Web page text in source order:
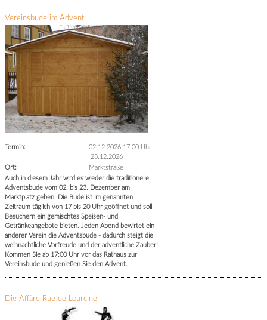
Vereinsbude im Advent
Termin: 02.12.2026 17:00 Uhr –
23.12.2026
Ort:
Marktstraße
Auch in diesem Jahr wird es wieder die traditionelle
Adventsbude vom 02. bis 23. Dezember am
Marktplatz geben. Die Bude ist im genannten
Zeitraum täglich von 17 bis 20 Uhr geöffnet und soll
Besuchern ein gemischtes Speisen- und
Getränkeangebote bieten. Jeden Abend bewirtet ein
anderer Verein die Adventsbude - dadurch steigt die
weihnachtliche Vorfreude und der adventliche Zauber!
Kommen Sie ab 17:00 Uhr vor das Rathaus zur
Vereinsbude und genießen Sie den Advent.
Die Affäre Rue de Lourcine